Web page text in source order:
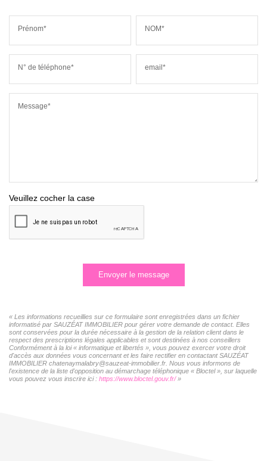
Prénom* NOM*
N° de téléphone* email*
Message*
Veuillez cocher la case
Envoyer le message
« Les informations recueillies sur ce formulaire sont enregistrées dans un fichier
informatisé par SAUZÉAT IMMOBILIER pour gérer votre demande de contact. Elles
sont conservées pour la durée nécessaire à la gestion de la relation client dans le
respect des prescriptions légales applicables et sont destinées à nos conseillers
Conformément à la loi « informatique et libertés », vous pouvez exercer votre droit
d'accès aux données vous concernant et les faire rectifier en contactant SAUZÉAT
IMMOBILIER chatenaymalabry@sauzeat-immobilier.fr. Nous vous informons de
l'existence de la liste d'opposition au démarchage téléphonique « Bloctel », sur laquelle
vous pouvez vous inscrire ici : https://www.bloctel.gouv.fr/»